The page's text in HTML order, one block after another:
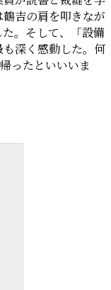
吉の肩を叩きなが
。そして、「設備
深く感動した。何
ったといいいま